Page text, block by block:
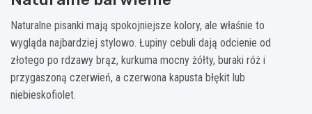
Naturalne pisanki mają spokojniejsze kolory, ale właśnie to
wygląda najbardziej stylowo. Łupiny cebuli dają odcienie od
złotego po rdzawy brąz, kurkuma mocny żółty, buraki róż i
przygaszoną czerwień, a czerwona kapusta błękit lub
niebieskofiolet.